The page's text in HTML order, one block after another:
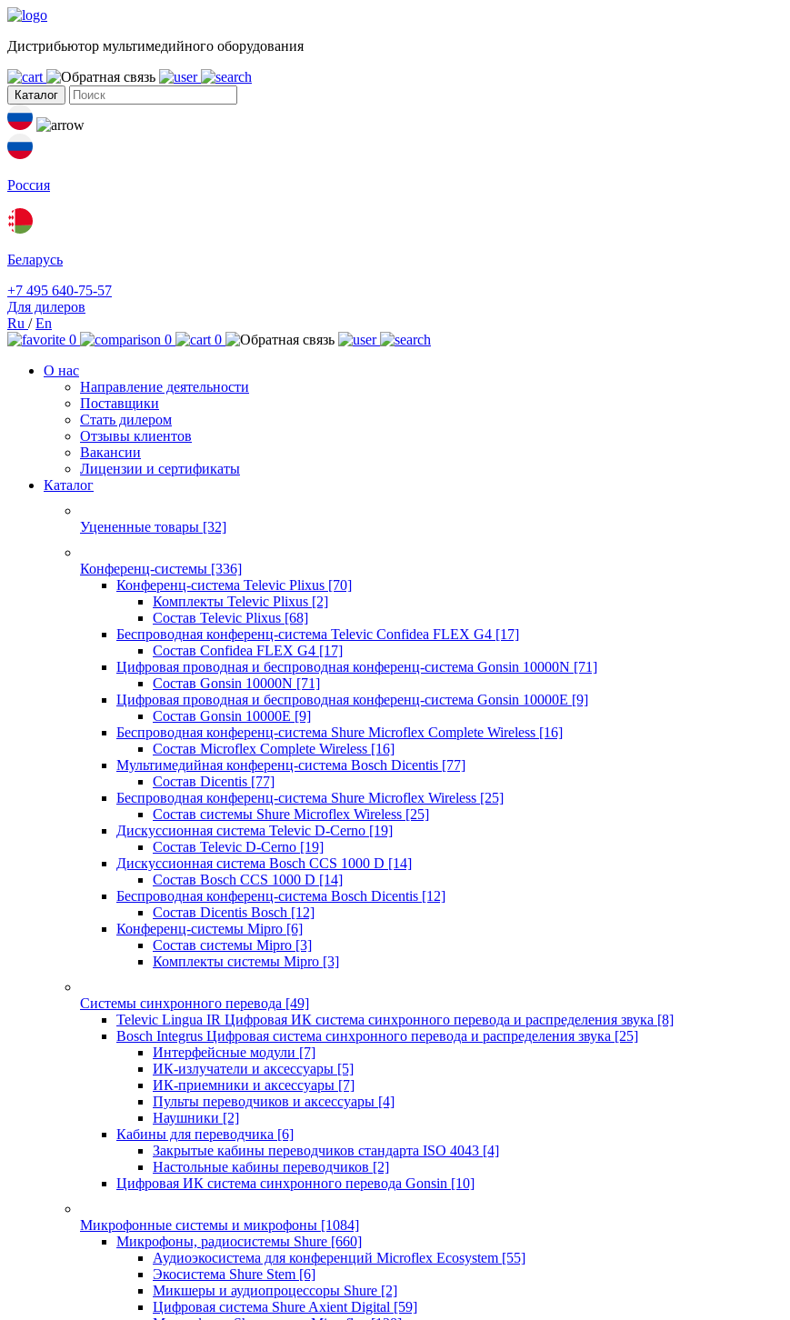
Дистрибьютор мультимедийного оборудования
Каталог
Россия
Беларусь
+7 495 640-75-57
Для дилеров
Ru /En
0
0
0
О нас
Направление деятельности
Поставщики
Стать дилером
Отзывы клиентов
Вакансии
Лицензии и сертификаты
Каталог
Уцененные товары [32]
Конференц-системы [336]
Конференц-система Televic Plixus [70]
Комплекты Televic Plixus [2]
Состав Televic Plixus [68]
Беспроводная конференц-система Televic Confidea FLEX G4 [17]
Состав Confidea FLEX G4 [17]
Цифровая проводная и беспроводная конференц-система Gonsin 10000N [71]
Состав Gonsin 10000N [71]
Цифровая проводная и беспроводная конференц-система Gonsin 10000E [9]
Состав Gonsin 10000E [9]
Беспроводная конференц-система Shure Microflex Complete Wireless [16]
Состав Microflex Complete Wireless [16]
Мультимедийная конференц-система Bosch Dicentis [77]
Состав Dicentis [77]
Беспроводная конференц-система Shure Microflex Wireless [25]
Состав системы Shure Microflex Wireless [25]
Дискуссионная система Televic D-Cerno [19]
Состав Televic D-Cerno [19]
Дискуссионная система Bosch CCS 1000 D [14]
Состав Bosch CCS 1000 D [14]
Беспроводная конференц-система Bosch Dicentis [12]
Состав Dicentis Bosch [12]
Конференц-системы Mipro [6]
Состав системы Mipro [3]
Комплекты системы Mipro [3]
Системы синхронного перевода [49]
Televic Lingua IR Цифровая ИК система синхронного перевода и распределения звука [8]
Bosch Integrus Цифровая система синхронного перевода и распределения звука [25]
Интерфейсные модули [7]
ИК-излучатели и аксессуары [5]
ИК-приемники и аксессуары [7]
Пульты переводчиков и аксессуары [4]
Наушники [2]
Кабины для переводчика [6]
Закрытые кабины переводчиков стандарта ISO 4043 [4]
Настольные кабины переводчиков [2]
Цифровая ИК система синхронного перевода Gonsin [10]
Микрофонные системы и микрофоны [1084]
Микрофоны, радиосистемы Shure [660]
Аудиоэкосистема для конференций Microflex Ecosystem [55]
Экосистема Shure Stem [6]
Микшеры и аудиопроцессоры Shure [2]
Цифровая система Shure Axient Digital [59]